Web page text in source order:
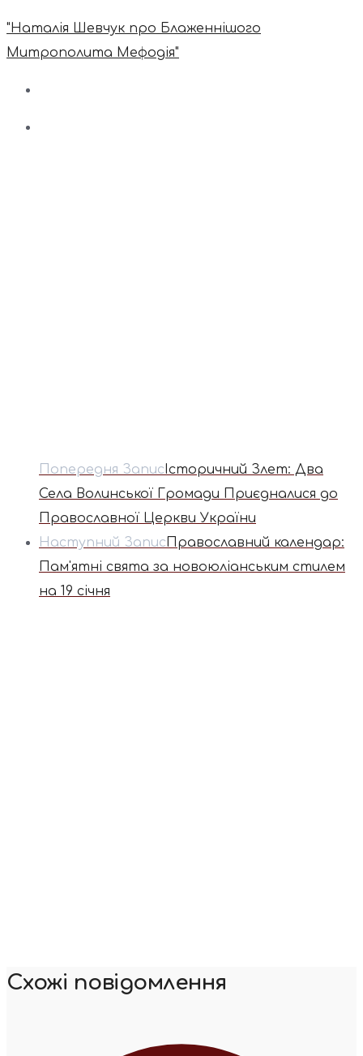
"Наталія Шевчук про Блаженнішого
Митрополита Мефодія"
Попередня ЗаписIсторичний Злет: Два
Села Волинської Громади Приєдналися до
Православної Церкви України
Наступний ЗаписПравославний календар:
Пам'ятні свята за новоюліанським стилем
на 19 січня
Схожі повідомлення